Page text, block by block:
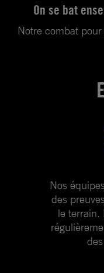
On se bat
Notre combat
Nos
des
le terrain.